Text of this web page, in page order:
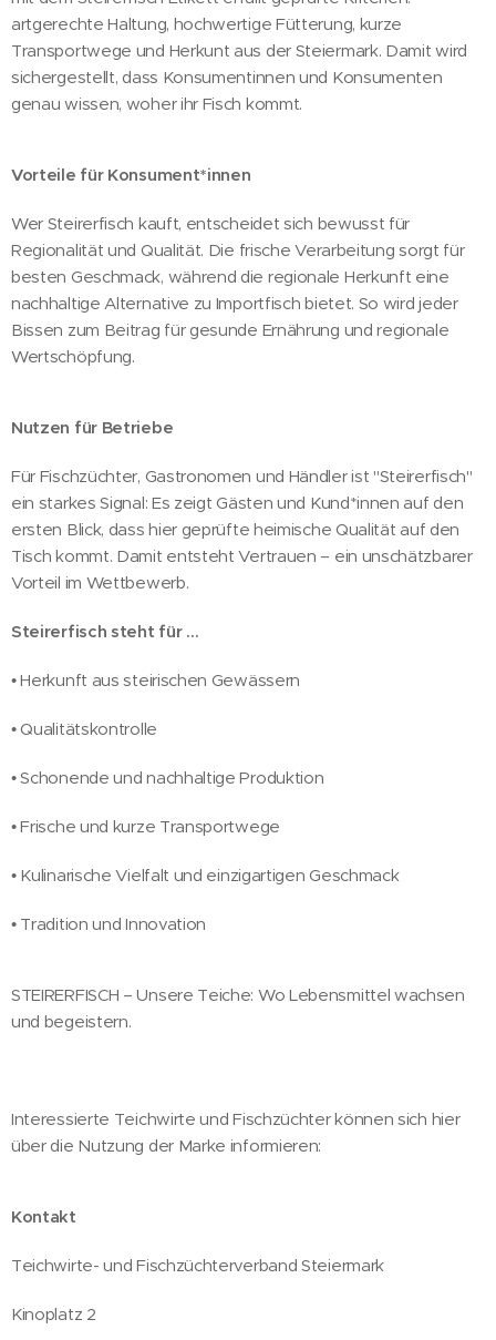
artgerechte Haltung, hochwertige Fütterung, kurze
Transportwege und Herkunt aus der Steiermark. Damit wird
sichergestellt, dass Konsumentinnen und Konsumenten
genau wissen, woher ihr Fisch kommt.
Vorteile für Konsument*innen
Wer Steirerfisch kauft, entscheidet sich bewusst für
Regionalität und Qualität. Die frische Verarbeitung sorgt für
besten Geschmack, während die regionale Herkunft eine
nachhaltige Alternative zu Importfisch bietet. So wird jeder
Bissen zum Beitrag für gesunde Ernährung und regionale
Wertschöpfung.
Nutzen für Betriebe
Für Fischzüchter, Gastronomen und Händler ist "Steirerfisch"
ein starkes Signal: Es zeigt Gästen und Kund*innen auf den
ersten Blick, dass hier geprüfte heimische Qualität auf den
Tisch kommt. Damit entsteht Vertrauen – ein unschätzbarer
Vorteil im Wettbewerb.
Steirerfisch steht für …
• Herkunft aus steirischen Gewässern
• Qualitätskontrolle
• Schonende und nachhaltige Produktion
• Frische und kurze Transportwege
• Kulinarische Vielfalt und einzigartigen Geschmack
• Tradition und Innovation
STEIRERFISCH – Unsere Teiche: Wo Lebensmittel wachsen
und begeistern.
Interessierte Teichwirte und Fischzüchter können sich hier
über die Nutzung der Marke informieren:
Kontakt
Teichwirte- und Fischzüchterverband Steiermark
Kinoplatz 2